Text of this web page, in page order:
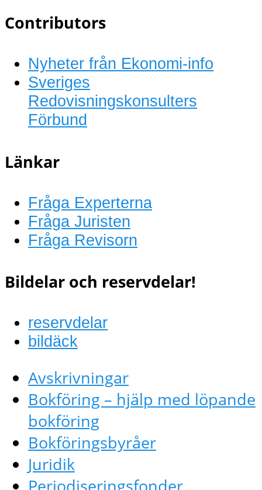
Contributors
Nyheter från Ekonomi-info
Sveriges
Redovisningskonsulters
Förbund
Länkar
Fråga Experterna
Fråga Juristen
Fråga Revisorn
Bildelar och reservdelar!
reservdelar
bildäck
Avskrivningar
Bokföring – hjälp med löpande
bokföring
Bokföringsbyråer
Juridik